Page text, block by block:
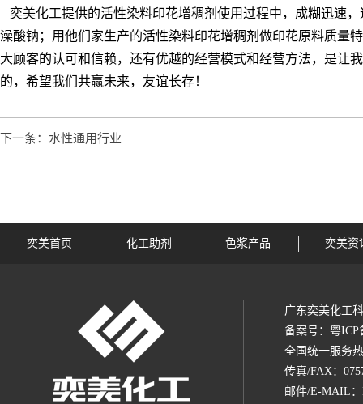
奕美化工提供的活性染料印花增稠剂使用过程中，成糊迅速
澡酸钠；用他们家生产的活性染料印花增稠剂做印花原料质量
大顾客的认可和信赖，还有优越的经营模式和经营方法，是让
的，希望我们共赢未来，友谊长存！
下一条：水性通用行业
奕美首页 化工助剂 色浆产品 奕美资
广东奕美化工
备案号： 粤ICP
全国统一服务
传真/FAX：
邮件/E-MAIL：